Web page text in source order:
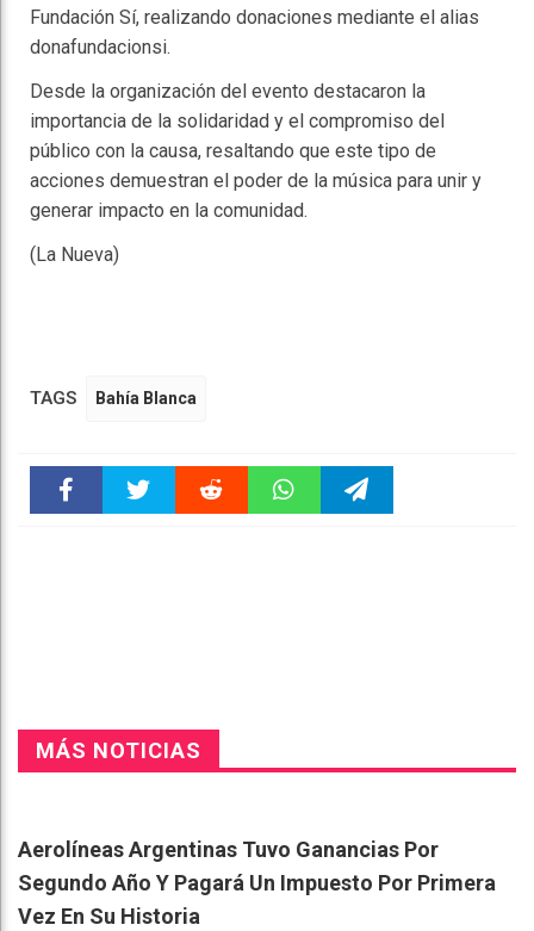
Fundación Sí, realizando donaciones mediante el alias
donafundacionsi.
Desde la organización del evento destacaron la
importancia de la solidaridad y el compromiso del
público con la causa, resaltando que este tipo de
acciones demuestran el poder de la música para unir y
generar impacto en la comunidad.
(La Nueva)
TAGS Bahía Blanca
MÁS NOTICIAS
Aerolíneas Argentinas Tuvo Ganancias Por
Segundo Año Y Pagará Un Impuesto Por Primera
Vez En Su Historia